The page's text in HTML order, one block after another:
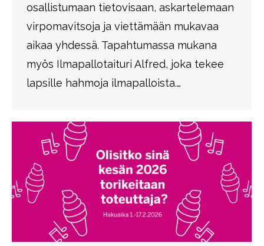
osallistumaan tietovisaan, askartelemaan
virpomavitsoja ja viettämään mukavaa
aikaa yhdessä. Tapahtumassa mukana
myös Ilmapallotaituri Alfred, joka tekee
lapsille hahmoja ilmapalloista.…